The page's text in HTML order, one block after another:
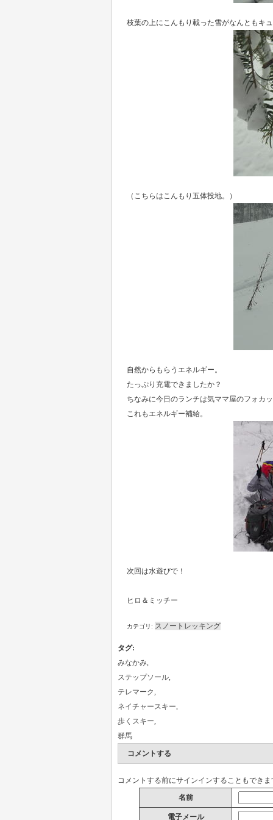
枝葉の上にこんもり載った雪がなんともキ
（こちらはこんもり五体投地。）
自然からもらうエネルギー。
たっぷり充電できましたか？
ちなみに今日のランチは気ママ屋のフォカ
これもエネルギー補給。
次回は水遊びで！
ヒロ＆ミッチー
カテゴリ: スノートレッキング
タグ:
みなかみ,
ステップソール,
テレマーク,
ネイチャースキー,
歩くスキー,
群馬
コメントする
コメントする前にサインインすることもできま
名前
電子メール